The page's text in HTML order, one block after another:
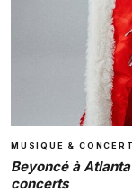
MUSIQUE &
Beyoncé à
concerts